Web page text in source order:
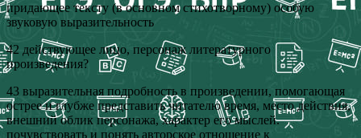
придающее тексту (в основном стихотворному) особую
звуковую выразительность
42 действующее лицо, персонаж литературного
произведения?
43 выразительная подробность в произведении, помогающая
острее и глубже представить читателю время, место действия,
внешний облик персонажа, характер его мыслей.
почувствовать и понять авторское отношение к